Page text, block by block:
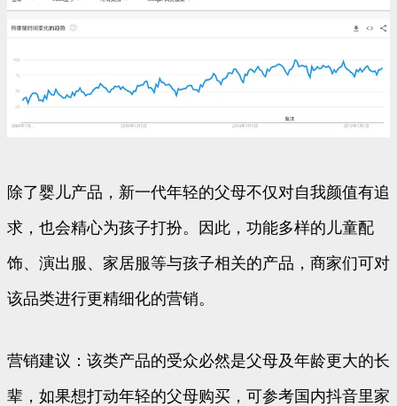
除了婴儿产品，新一代年轻的父母不仅对自我颜值有追
求，也会精心为孩子打扮。因此，功能多样的儿童配
饰、演出服、家居服等与孩子相关的产品，商家们可对
该品类进行更精细化的营销。
营销建议：该类产品的受众必然是父母及年龄更大的长
辈，如果想打动年轻的父母购买，可参考国内抖音里家